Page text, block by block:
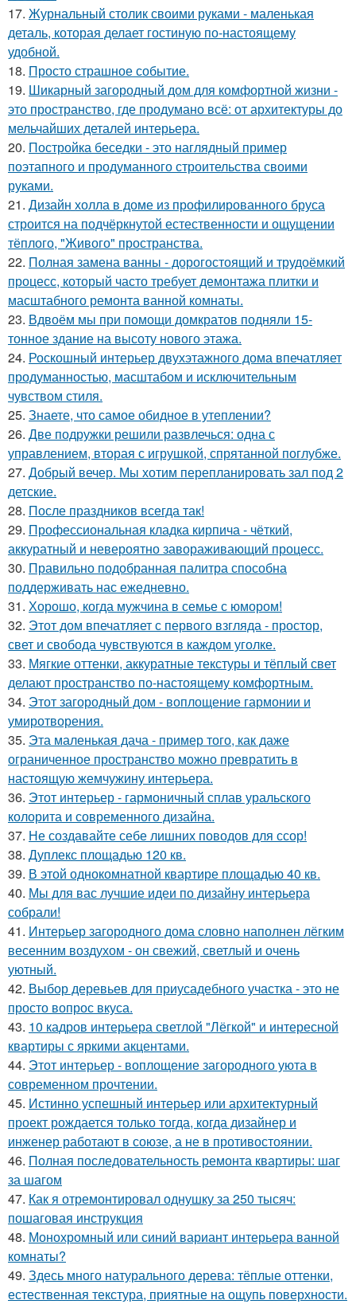
17. Журнальный столик своими руками - маленькая
деталь, которая делает гостиную по-настоящему
удобной.
18. Просто страшное событие.
19. Шикарный загородный дом для комфортной жизни -
это пространство, где продумано всё: от архитектуры до
мельчайших деталей интерьера.
20. Постройка беседки - это наглядный пример
поэтапного и продуманного строительства своими
руками.
21. Дизайн холла в доме из профилированного бруса
строится на подчёркнутой естественности и ощущении
тёплого, "Живого" пространства.
22. Полная замена ванны - дорогостоящий и трудоёмкий
процесс, который часто требует демонтажа плитки и
масштабного ремонта ванной комнаты.
23. Вдвоём мы при помощи домкратов подняли 15-
тонное здание на высоту нового этажа.
24. Роскошный интерьер двухэтажного дома впечатляет
продуманностью, масштабом и исключительным
чувством стиля.
25. Знаете, что самое обидное в утеплении?
26. Две подружки решили развлечься: одна с
управлением, вторая с игрушкой, спрятанной поглубже.
27. Добрый вечер. Мы хотим перепланировать зал под 2
детские.
28. После праздников всегда так!
29. Профессиональная кладка кирпича - чёткий,
аккуратный и невероятно завораживающий процесс.
30. Правильно подобранная палитра способна
поддерживать нас ежедневно.
31. Хорошо, когда мужчина в семье с юмором!
32. Этот дом впечатляет с первого взгляда - простор,
свет и свобода чувствуются в каждом уголке.
33. Мягкие оттенки, аккуратные текстуры и тёплый свет
делают пространство по-настоящему комфортным.
34. Этот загородный дом - воплощение гармонии и
умиротворения.
35. Эта маленькая дача - пример того, как даже
ограниченное пространство можно превратить в
настоящую жемчужину интерьера.
36. Этот интерьер - гармоничный сплав уральского
колорита и современного дизайна.
37. Не создавайте себе лишних поводов для ссор!
38. Дуплекс площадью 120 кв.
39. В этой однокомнатной квартире площадью 40 кв.
40. Мы для вас лучшие идеи по дизайну интерьера
собрали!
41. Интерьер загородного дома словно наполнен лёгким
весенним воздухом - он свежий, светлый и очень
уютный.
42. Выбор деревьев для приусадебного участка - это не
просто вопрос вкуса.
43. 10 кадров интерьера светлой "Лёгкой" и интересной
квартиры с яркими акцентами.
44. Этот интерьер - воплощение загородного уюта в
современном прочтении.
45. Истинно успешный интерьер или архитектурный
проект рождается только тогда, когда дизайнер и
инженер работают в союзе, а не в противостоянии.
46. Полная последовательность ремонта квартиры: шаг
за шагом
47. Как я отремонтировал однушку за 250 тысяч:
пошаговая инструкция
48. Монохромный или синий вариант интерьера ванной
комнаты?
49. Здесь много натурального дерева: тёплые оттенки,
естественная текстура, приятные на ощупь поверхности.